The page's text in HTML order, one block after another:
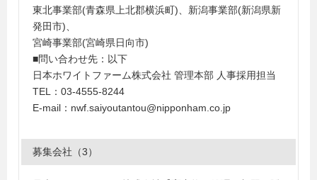
東北事業部(青森県上北郡横浜町)、新潟事業部(新潟県新
発田市)、
宮崎事業部(宮崎県日向市)
■問い合わせ先：以下
日本ホワイトファーム株式会社 管理本部 人事採用担当
TEL：03-4555-8244
E-mail：nwf.saiyoutantou@nipponham.co.jp
募集会社（3）